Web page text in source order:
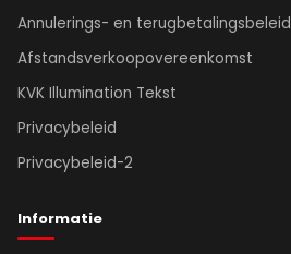
Annulerings- en terugbetalingsbeleid
Afstandsverkoopovereenkomst
KVK Illumination Tekst
Privacybeleid
Privacybeleid-2
Informatie